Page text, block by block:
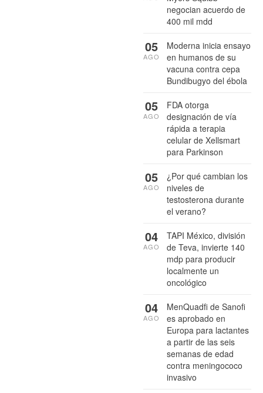
negocian acuerdo de
400 mil mdd
Moderna inicia ensayo
en humanos de su
vacuna contra cepa
Bundibugyo del ébola
05
AGO
FDA otorga
designación de vía
rápida a terapia
celular de Xellsmart
para Parkinson
05
AGO
¿Por qué cambian los
niveles de
testosterona durante
el verano?
05
AGO
TAPI México, división
de Teva, invierte 140
mdp para producir
localmente un
oncológico
04
AGO
MenQuadfi de Sanofi
es aprobado en
Europa para lactantes
a partir de las seis
semanas de edad
contra meningococo
invasivo
04
AGO